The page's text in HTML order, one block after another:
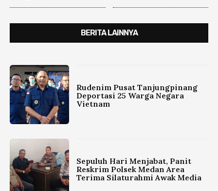
BERITA LAINNYA
Rudenim Pusat Tanjungpinang
Deportasi 25 Warga Negara
Vietnam
Sepuluh Hari Menjabat, Panit
Reskrim Polsek Medan Area
Terima Silaturahmi Awak Media